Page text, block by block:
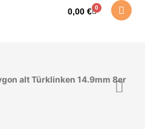
0,00 € 0
Warenkorb
alt Türklinken 14.9mm 8er